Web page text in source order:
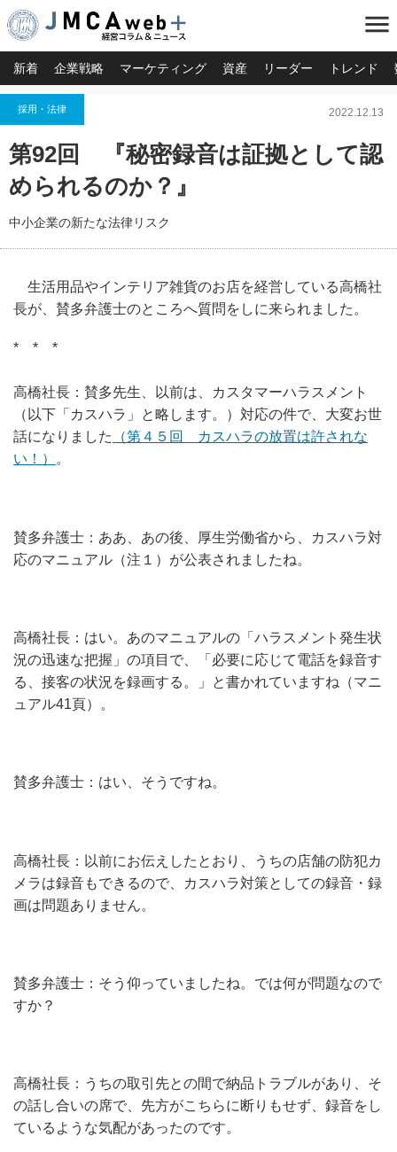
menu
新着 企業戦略 マーケティング 資産 リーダー トレンド
採用・法律 2022.12.13
第92回 『秘密録音は証拠として認
められるのか？』
中小企業の新たな法律リスク
生活用品やインテリア雑貨のお店を経営している高橋社
長が、賛多弁護士のところへ質問をしに来られました。
* * *
高橋社長：賛多先生、以前は、カスタマーハラスメント
（以下「カスハラ」と略します。）対応の件で、大変お世
話になりました
（第４５回 カスハラの放置は許されな
い！）
。
賛多弁護士：ああ、あの後、厚生労働省から、カスハラ対
応のマニュアル（注１）が公表されましたね。
高橋社長：はい。あのマニュアルの「ハラスメント発生状
況の迅速な把握」の項目で、「必要に応じて電話を録音す
る、接客の状況を録画する。」と書かれていますね（マニ
ュアル41頁）。
賛多弁護士：はい、そうですね。
高橋社長：以前にお伝えしたとおり、うちの店舗の防犯カ
メラは録音もできるので、カスハラ対策としての録音・録
画は問題ありません。
賛多弁護士：そう仰っていましたね。では何が問題なので
すか？
高橋社長：うちの取引先との間で納品トラブルがあり、そ
の話し合いの席で、先方がこちらに断りもせず、録音をし
ているような気配があったのです。